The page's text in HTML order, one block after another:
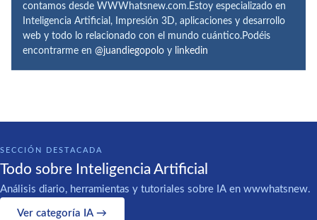
contamos desde WWWhatsnew.com.Estoy especializado en
Inteligencia Artificial, Impresión 3D, aplicaciones y desarrollo
web y todo lo relacionado con el mundo cuántico.Podéis
encontrarme en @juandiegopolo y linkedin
SECCIÓN DESTACADA
Todo sobre Inteligencia Artificial
Análisis diario, herramientas y tutoriales sobre IA en wwwhatsnew.
Ver categoría IA →